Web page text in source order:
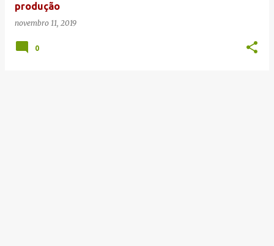
produção
novembro 11, 2019
0